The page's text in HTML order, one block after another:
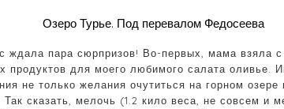
Озеро Турье. Под перевалом Федосеева
ждала пара сюрпризов! Во-первых, мама взяла
продуктов для моего любимого салата оливье.
не только желания очутиться на горном
сказать, мелочь (1.2 кило веса, не совсем и